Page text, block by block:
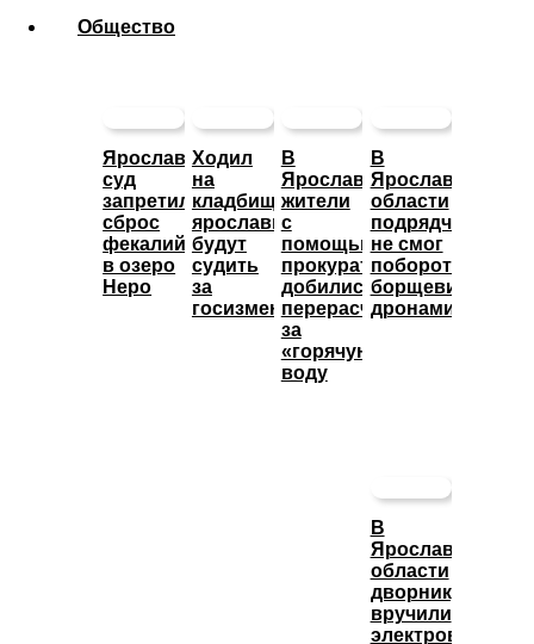
Общество
Ярославский
суд
запретил
сброс
фекалий
в озеро
Неро
Ходил
на
кладбище:
ярославца
будут
судить
за
госизмену
В
Ярославле
жители
с
помощью
прокуратуры
добились
перерасчета
за
«горячую»
воду
В
Ярославской
области
подрядчик
не смог
побороть
борщевик
дронами
В
Ярославской
области
дворнику
вручили